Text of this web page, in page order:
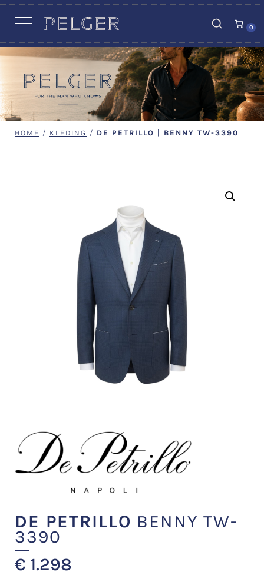
0
HOME / KLEDING / DE PETRILLO | BENNY TW-3390
DE PETRILLO BENNY TW-
3390
€ 1.298